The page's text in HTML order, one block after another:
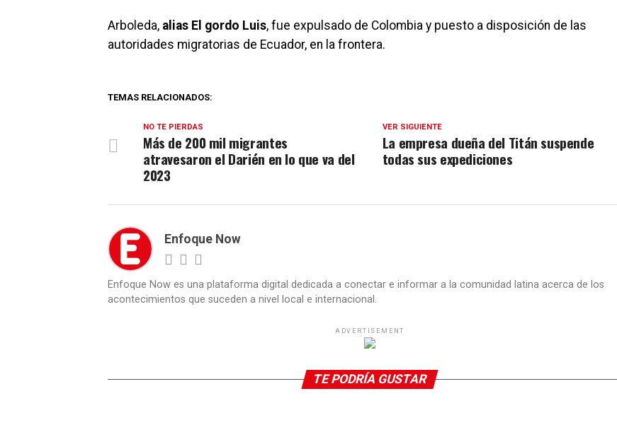
Arboleda, alias El gordo Luis, fue expulsado de Colombia y puesto a disposición de las
autoridades migratorias de Ecuador, en la frontera.
TEMAS RELACIONADOS:
VER SIGUIENTE
La empresa dueña del Titán suspende
todas sus expediciones
NO TE PIERDAS
Más de 200 mil migrantes
atravesaron el Darién en lo que va del
2023
Enfoque Now
Enfoque Now es una plataforma digital dedicada a conectar e informar a la comunidad latina acerca de los
acontecimientos que suceden a nivel local e internacional.
ADVERTISEMENT
TE PODRÍA GUSTAR